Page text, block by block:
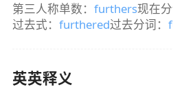
第三人称单数： furthers现在分
过去式： furthered过去分词：
英英释义